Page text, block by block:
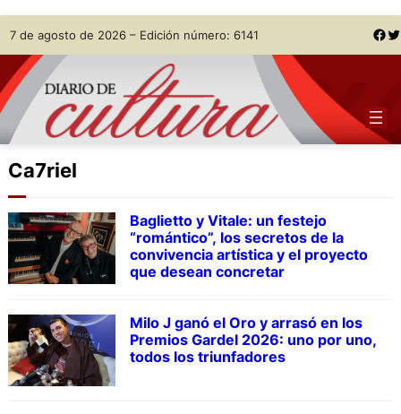
Skip
to
content
7 de agosto de 2026 – Edición número: 6141 Facebook Twitter
Ca7riel
Baglietto y Vitale: un festejo
“romántico”, los secretos de la
convivencia artística y el proyecto
que desean concretar
Milo J ganó el Oro y arrasó en los
Premios Gardel 2026: uno por uno,
todos los triunfadores